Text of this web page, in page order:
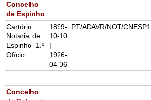
Concelho
de Espinho
Cartório
Notarial de
Espinho- 1.º
Ofício
1899-
10-10
|
1926-
04-06
PT/ADAVR/NOT/CNESP1
Concelho